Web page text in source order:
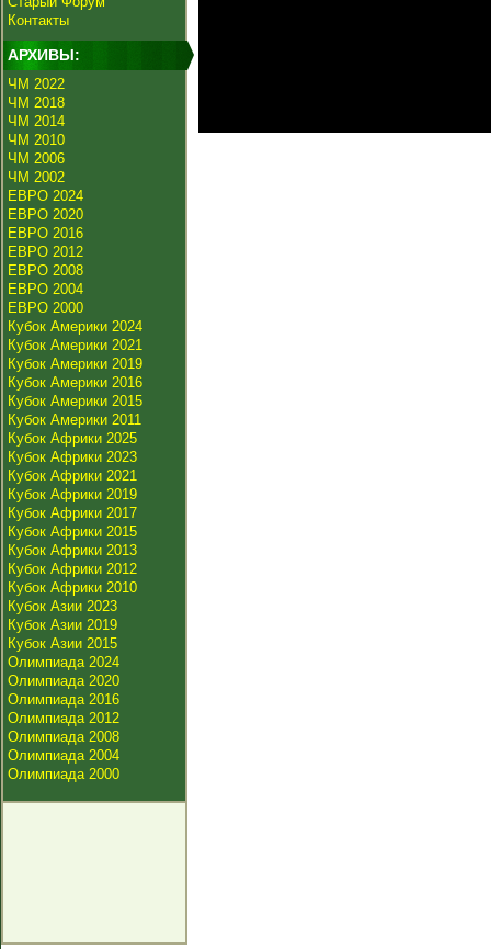
Контакты
АРХИВЫ:
ЧМ 2022
ЧМ 2018
ЧМ 2014
ЧМ 2010
ЧМ 2006
ЧМ 2002
ЕВРО 2024
ЕВРО 2020
ЕВРО 2016
ЕВРО 2012
ЕВРО 2008
ЕВРО 2004
ЕВРО 2000
Кубок Америки 2024
Кубок Америки 2021
Кубок Америки 2019
Кубок Америки 2016
Кубок Америки 2015
Кубок Америки 2011
Кубок Африки 2025
Кубок Африки 2023
Кубок Африки 2021
Кубок Африки 2019
Кубок Африки 2017
Кубок Африки 2015
Кубок Африки 2013
Кубок Африки 2012
Кубок Африки 2010
Кубок Азии 2023
Кубок Азии 2019
Кубок Азии 2015
Олимпиада 2024
Олимпиада 2020
Олимпиада 2016
Олимпиада 2012
Олимпиада 2008
Олимпиада 2004
Олимпиада 2000